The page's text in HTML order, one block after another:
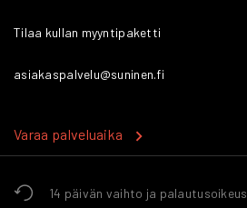
14 päivän vaihto ja palautusoikeus
Tilaa kullan myyntipaketti
asiakaspalvelu@suninen.fi
Varaa palveluaika